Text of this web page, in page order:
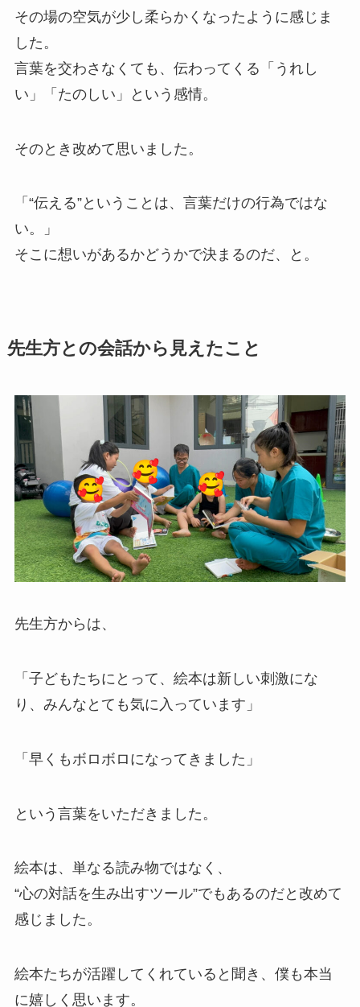
その場の空気が少し柔らかくなったように感じま
した。
言葉を交わさなくても、伝わってくる「うれし
い」「たのしい」という感情。
そのとき改めて思いました。
「“伝える”ということは、言葉だけの行為ではな
い。」
そこに想いがあるかどうかで決まるのだ、と。
先生方との会話から見えたこと
先生方からは、
「子どもたちにとって、絵本は新しい刺激にな
り、みんなとても気に入っています」
「早くもボロボロになってきました」
という言葉をいただきました。
絵本は、単なる読み物ではなく、
“心の対話を生み出すツール”でもあるのだと改めて
感じました。
絵本たちが活躍してくれていると聞き、僕も本当
に嬉しく思います。